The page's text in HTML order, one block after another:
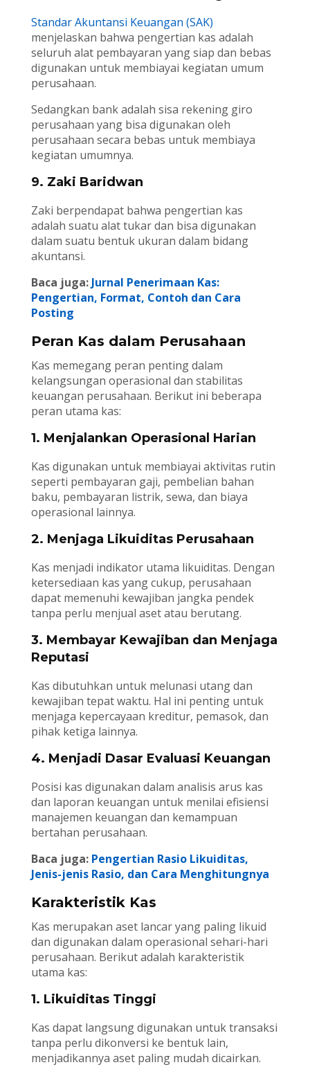
Standar Akuntansi Keuangan (SAK)
menjelaskan bahwa pengertian kas adalah
seluruh alat pembayaran yang siap dan bebas
digunakan untuk membiayai kegiatan umum
perusahaan.
Sedangkan bank adalah sisa rekening giro
perusahaan yang bisa digunakan oleh
perusahaan secara bebas untuk membiaya
kegiatan umumnya.
9. Zaki Baridwan
Zaki berpendapat bahwa pengertian kas
adalah suatu alat tukar dan bisa digunakan
dalam suatu bentuk ukuran dalam bidang
akuntansi.
Baca juga:Jurnal Penerimaan Kas:
Pengertian, Format, Contoh dan Cara
Posting
Peran Kas dalam Perusahaan
Kas memegang peran penting dalam
kelangsungan operasional dan stabilitas
keuangan perusahaan. Berikut ini beberapa
peran utama kas:
1. Menjalankan Operasional Harian
Kas digunakan untuk membiayai aktivitas rutin
seperti pembayaran gaji, pembelian bahan
baku, pembayaran listrik, sewa, dan biaya
operasional lainnya.
2. Menjaga Likuiditas Perusahaan
Kas menjadi indikator utama likuiditas. Dengan
ketersediaan kas yang cukup, perusahaan
dapat memenuhi kewajiban jangka pendek
tanpa perlu menjual aset atau berutang.
3. Membayar Kewajiban dan Menjaga
Reputasi
Kas dibutuhkan untuk melunasi utang dan
kewajiban tepat waktu. Hal ini penting untuk
menjaga kepercayaan kreditur, pemasok, dan
pihak ketiga lainnya.
4. Menjadi Dasar Evaluasi Keuangan
Posisi kas digunakan dalam analisis arus kas
dan laporan keuangan untuk menilai efisiensi
manajemen keuangan dan kemampuan
bertahan perusahaan.
Baca juga: Pengertian Rasio Likuiditas,
Jenis-jenis Rasio, dan Cara Menghitungnya
Karakteristik Kas
Kas merupakan aset lancar yang paling likuid
dan digunakan dalam operasional sehari-hari
perusahaan. Berikut adalah karakteristik
utama kas:
1. Likuiditas Tinggi
Kas dapat langsung digunakan untuk transaksi
tanpa perlu dikonversi ke bentuk lain,
menjadikannya aset paling mudah dicairkan.